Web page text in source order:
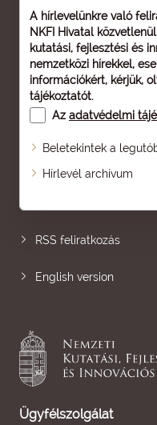
A hírlevelünkre való
NKFI Hivatal
kutatási, fejlesztési és
nemzetközi hírekkel,
információkért, kérjük,
tájékoztatót.
Az adatvédelmi
Beletekintek a
Hírlevél archívum
Oldaltérkép
RSS feliratkozás
English version
Ügyfélszolgálat